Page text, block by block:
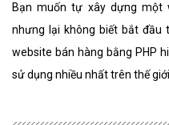
Bạn muốn tự xây dựng một
nhưng lại không biết bắt đầu
website bán hàng bằng PHP
sử dụng nhiều nhất trên thế giới.